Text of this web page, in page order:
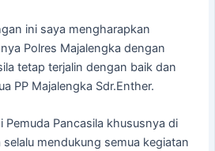
ini saya mengharapkan
Polres Majalengka dengan
tetap terjalin dengan baik dan
PP Majalengka Sdr.Enther.
Pemuda Pancasila khususnya di
mendukung semua kegiatan